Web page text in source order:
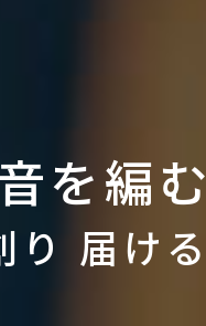
を編む
り 届ける